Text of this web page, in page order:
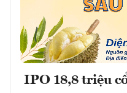
IPO 18,8 triệu